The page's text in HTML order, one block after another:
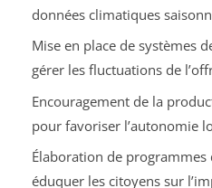
données climatiques
Mise en place de systèmes
gérer les fluctuations de
Encouragement de la
pour favoriser l’autonomie
Élaboration de
éduquer les citoyens sur